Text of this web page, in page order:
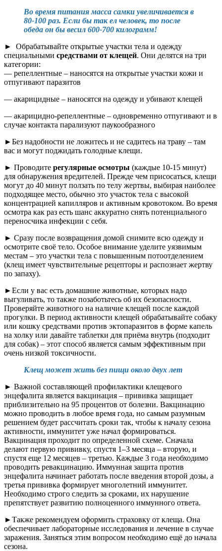
Во время питания масса самки увеличивается в
80-100 раз. Если бы так ел человек, то после
обеда он бы весил 600-700 килограмм!
► Обрабатывайте открытые участки тела и одежду
специальными средствами от клещей. Они делятся на три
категории:
— репеллентные – наносятся на открытые участки кожи и
отпугивают паразитов
— акарицидные – наносятся на одежду и убивают клещей
— акарицидно-репеллентные – одновременно отпугивают и в
случае контакта парализуют паукообразного
►Без надобности не ложитесь и не садитесь на траву – там
вас и могут поджидать голодные клещи.
► Проводите регулярные осмотры (каждые 10-15 минут)
для обнаружения вредителей. Прежде чем присосаться, клещи
могут до 40 минут ползать по телу жертвы, выбирая наиболее
подходящее место, обычно это участок тела с высокой
концентрацией капилляров и активным кровотоком. Во время
осмотра как раз есть шанс аккуратно снять потенциального
переносчика инфекции с себя.
► Сразу после возвращения домой снимите всю одежду и
осмотрите своё тело. Особое внимание уделите уязвимым
местам – это участки тела с повышенным потоотделением
(клещ имеет чувствительные рецепторы и распознает жертву
по запаху).
►Если у вас есть домашние животные, которых надо
выгуливать, то также позаботьтесь об их безопасности.
Проверяйте животного на наличие клещей после каждой
прогулки. В период активности клещей обрабатывайте собаку
или кошку средствами против эктопаразитов в форме капель
на холку или давайте таблетки для приёма внутрь (подходит
для собак) – этот способ является самым эффективным при
очень низкой токсичности.
Клещ может жить без пищи около двух лет
► Важной составляющей профилактики клещевого
энцефалита является вакцинация – прививка защищает
приблизительно на 95 процентов от болезни. Вакцинацию
можно проводить в любое время года, но самым разумным
решением будет рассчитать сроки так, чтобы к началу сезона
активности, иммунитет уже начал формироваться.
Вакцинация проходит по определенной схеме. Сначала
делают первую прививку, спустя 1–3 месяца – вторую, и
спустя еще 12 месяцев – третью. Каждые 3 года необходимо
проводить ревакцинацию. Иммунная защита против
энцефалита начинает работать после введения второй дозы, а
третья прививка формирует многолетний иммунитет.
Необходимо строго следить за сроками, их нарушение
препятствует развитию полноценного иммунного ответа.
►Также рекомендуем оформить страховку от клеща. Она
обеспечивает лабораторные исследования и лечение в случае
заражения. Заняться этим вопросом необходимо ещё до начала
сезона.